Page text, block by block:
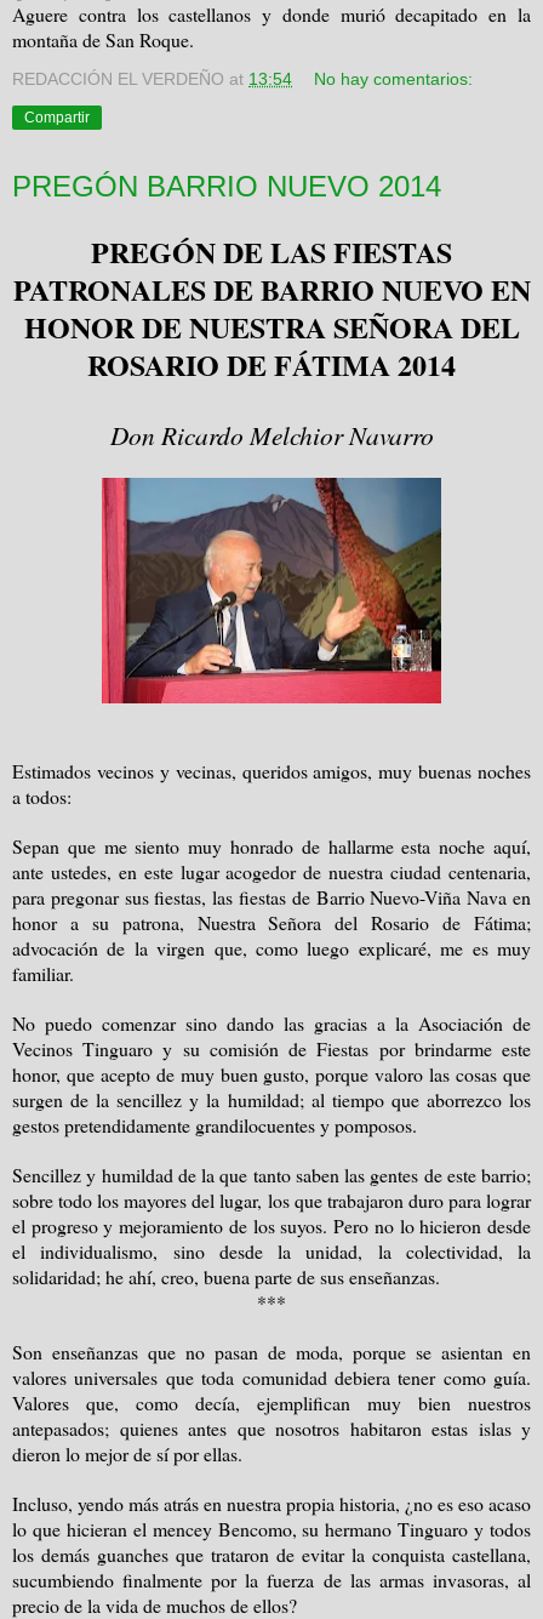
Aguere contra los castellanos y donde murió decapitado en la
montaña de San Roque.
REDACCIÓN EL VERDEÑO at 13:54 No hay comentarios:
Compartir
PREGÓN BARRIO NUEVO 2014
PREGÓN DE LAS FIESTAS
PATRONALES DE BARRIO NUEVO EN
HONOR DE NUESTRA SEÑORA DEL
ROSARIO DE FÁTIMA 2014
Don Ricardo Melchior Navarro
Estimados vecinos y vecinas, queridos amigos, muy buenas noches
a todos:
Sepan que me siento muy honrado de hallarme esta noche aquí,
ante ustedes, en este lugar acogedor de nuestra ciudad centenaria,
para pregonar sus fiestas, las fiestas de Barrio Nuevo-Viña Nava en
honor a su patrona, Nuestra Señora del Rosario de Fátima;
advocación de la virgen que, como luego explicaré, me es muy
familiar.
No puedo comenzar sino dando las gracias a la Asociación de
Vecinos Tinguaro y su comisión de Fiestas por brindarme este
honor, que acepto de muy buen gusto, porque valoro las cosas que
surgen de la sencillez y la humildad; al tiempo que aborrezco los
gestos pretendidamente grandilocuentes y pomposos.
Sencillez y humildad de la que tanto saben las gentes de este barrio;
sobre todo los mayores del lugar, los que trabajaron duro para lograr
el progreso y mejoramiento de los suyos. Pero no lo hicieron desde
el individualismo, sino desde la unidad, la colectividad, la
solidaridad; he ahí, creo, buena parte de sus enseñanzas.
***
Son enseñanzas que no pasan de moda, porque se asientan en
valores universales que toda comunidad debiera tener como guía.
Valores que, como decía, ejemplifican muy bien nuestros
antepasados; quienes antes que nosotros habitaron estas islas y
dieron lo mejor de sí por ellas.
Incluso, yendo más atrás en nuestra propia historia, ¿no es eso acaso
lo que hicieran el mencey Bencomo, su hermano Tinguaro y todos
los demás guanches que trataron de evitar la conquista castellana,
sucumbiendo finalmente por la fuerza de las armas invasoras, al
precio de la vida de muchos de ellos?